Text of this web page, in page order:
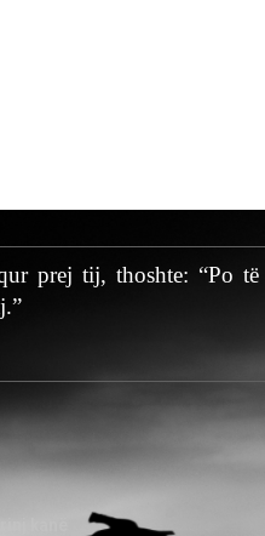
prej tij, thoshte: “Po